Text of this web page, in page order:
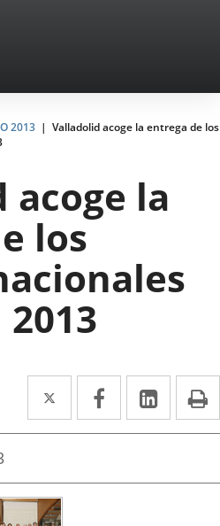
2013
Valladolid acoge la entrega de los
acoge la
los
Twitter
Enlace
a
aplicación
externa.
Facebook
Enlace
a
aplicación
Enlace
a